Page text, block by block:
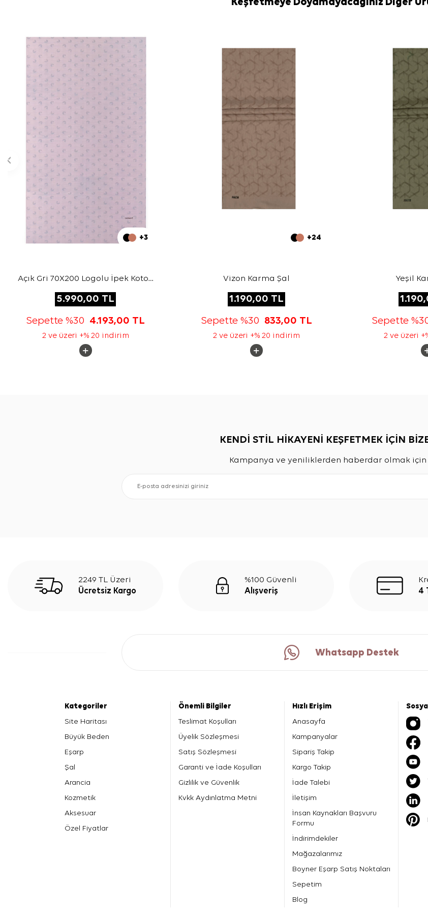
Bu
Bu
Keşfetmeye Doyamayacağınız Diğer
+3
Açık Gri 70X200 Logolu İpek Koton
5.990,00 TL
Sepette %30 4.193,00 TL
2 ve üzeri +% 20 indirim
+24
Vizon Karma Şal
1.190,00 TL
Sepette %30 833,00 TL
2 ve üzeri +% 20 indirim
Yeşil
Sepette
2 ve üzeri
KENDİ STİL HİKAYENİ KEŞFETMEK İÇİN
Kampanya ve yeniliklerden haberdar olmak için
2249 TL Üzeri
Ücretsiz Kargo
%100 Güvenli
Alışveriş
4
Whatsapp Destek
Kategoriler
Site Haritası
Büyük Beden
Eşarp
Şal
Arancia
Kozmetik
Aksesuar
Özel Fiyatlar
Önemli Bilgiler
Teslimat Koşulları
Üyelik Sözleşmesi
Satış Sözleşmesi
Garanti ve İade Koşulları
Gizlilik ve Güvenlik
Kvkk Aydınlatma Metni
Hızlı Erişim
Anasayfa
Kampanyalar
Sipariş Takip
Kargo Takip
İade Talebi
İletişim
İnsan Kaynakları Başvuru
Formu
İndirimdekiler
Mağazalarımız
Boyner Eşarp Satış Noktaları
Sepetim
Blog